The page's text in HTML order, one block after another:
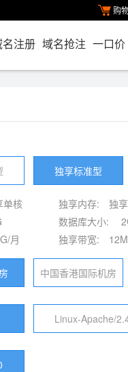
购
名注册 域名抢注 一口价
独享标准型
单核 独享内存:
独
数据库大小:
月 独享带宽: 12M
中国香港国际机房
Linux-Apache/